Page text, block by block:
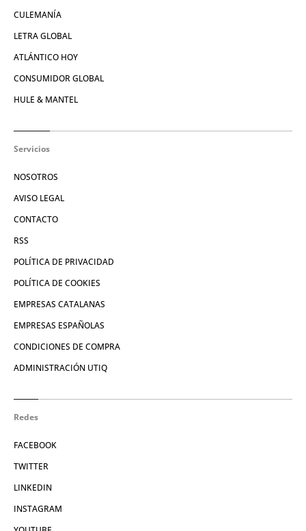
CULEMANÍA
LETRA GLOBAL
ATLÁNTICO HOY
CONSUMIDOR GLOBAL
HULE & MANTEL
Servicios
NOSOTROS
AVISO LEGAL
CONTACTO
RSS
POLÍTICA DE PRIVACIDAD
POLÍTICA DE COOKIES
EMPRESAS CATALANAS
EMPRESAS ESPAÑOLAS
CONDICIONES DE COMPRA
ADMINISTRACIÓN UTIQ
Redes
FACEBOOK
TWITTER
LINKEDIN
INSTAGRAM